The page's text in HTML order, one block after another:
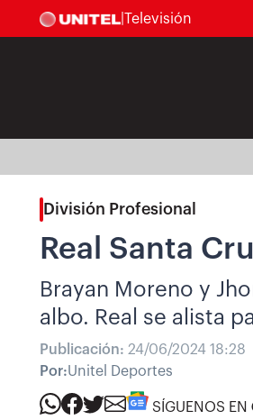
Televisión
División Profesional
Real Santa
Brayan Moreno y
albo. Real se alista
Publicación: 24/06/2024 18:28
Por:Unitel Deportes
SÍGUENOS EN